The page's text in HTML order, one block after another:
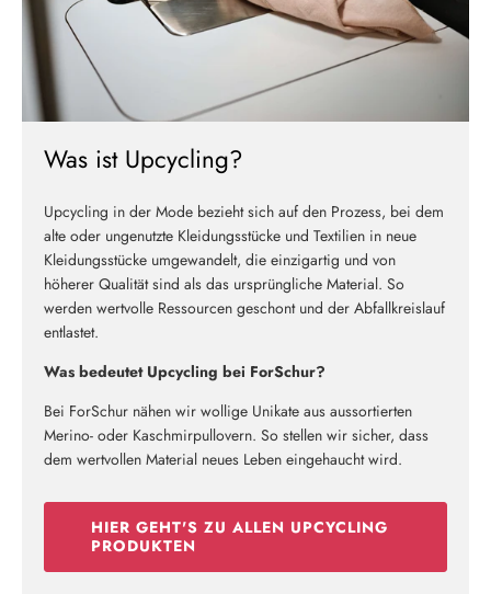
Was ist Upcycling?
Upcycling in der Mode bezieht sich auf den Prozess, bei dem
alte oder ungenutzte Kleidungsstücke und Textilien in neue
Kleidungsstücke umgewandelt, die einzigartig und von
höherer Qualität sind als das ursprüngliche Material. So
werden wertvolle Ressourcen geschont und der Abfallkreislauf
entlastet.
Was bedeutet Upcycling bei ForSchur?
Bei ForSchur nähen wir wollige Unikate aus aussortierten
Merino- oder Kaschmirpullovern. So stellen wir sicher, dass
dem wertvollen Material neues Leben eingehaucht wird.
HIER GEHT'S ZU ALLEN UPCYCLING
PRODUKTEN